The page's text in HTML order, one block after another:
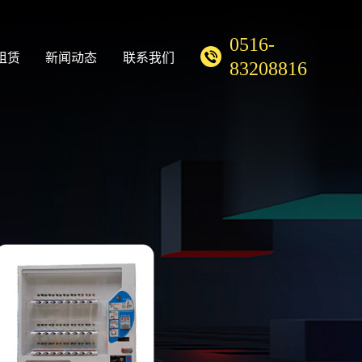
赁 新闻动态 联系我们
0516-
83208816